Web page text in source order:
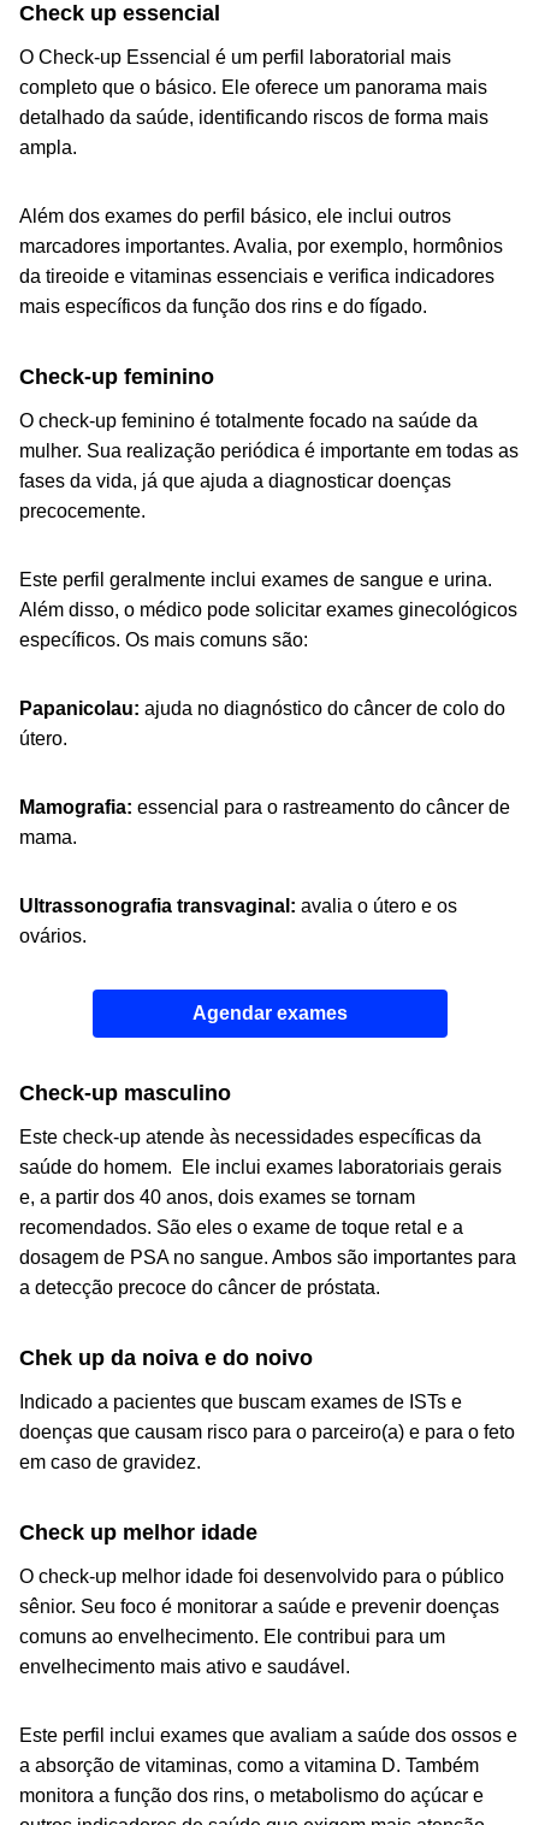
Check up essencial
O Check-up Essencial é um perfil laboratorial mais
completo que o básico. Ele oferece um panorama mais
detalhado da saúde, identificando riscos de forma mais
ampla.
Além dos exames do perfil básico, ele inclui outros
marcadores importantes. Avalia, por exemplo, hormônios
da tireoide e vitaminas essenciais e verifica indicadores
mais específicos da função dos rins e do fígado.
Check-up feminino
O check-up feminino é totalmente focado na saúde da
mulher. Sua realização periódica é importante em todas as
fases da vida, já que ajuda a diagnosticar doenças
precocemente.
Este perfil geralmente inclui exames de sangue e urina.
Além disso, o médico pode solicitar exames ginecológicos
específicos. Os mais comuns são:
Papanicolau: ajuda no diagnóstico do câncer de colo do
útero.
Mamografia: essencial para o rastreamento do câncer de
mama.
Ultrassonografia transvaginal: avalia o útero e os
ovários.
Agendar exames
Check-up masculino
Este check-up atende às necessidades específicas da
saúde do homem. Ele inclui exames laboratoriais gerais
e, a partir dos 40 anos, dois exames se tornam
recomendados. São eles o exame de toque retal e a
dosagem de PSA no sangue. Ambos são importantes para
a detecção precoce do câncer de próstata.
Chek up da noiva e do noivo
Indicado a pacientes que buscam exames de ISTs e
doenças que causam risco para o parceiro(a) e para o feto
em caso de gravidez.
Check up melhor idade
O check-up melhor idade foi desenvolvido para o público
sênior. Seu foco é monitorar a saúde e prevenir doenças
comuns ao envelhecimento. Ele contribui para um
envelhecimento mais ativo e saudável.
Este perfil inclui exames que avaliam a saúde dos ossos e
a absorção de vitaminas, como a vitamina D. Também
monitora a função dos rins, o metabolismo do açúcar e